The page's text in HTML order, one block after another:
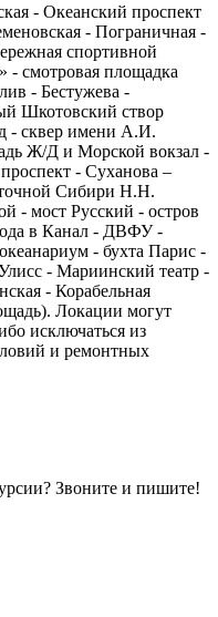
- Океанский проспект
- Пограничная -
спортивной
- смотровая площадка
- Бестужева -
Шкотовский створ
- сквер имени А.И.
Ж/Д и Морской вокзал -
- Суханова –
Сибири Н.Н.
- мост Русский - остров
в Канал - ДВФУ -
- бухта Парис -
- Мариинский театр -
- Корабельная
Локации могут
исключаться из
и ремонтных
Звоните и пишите!